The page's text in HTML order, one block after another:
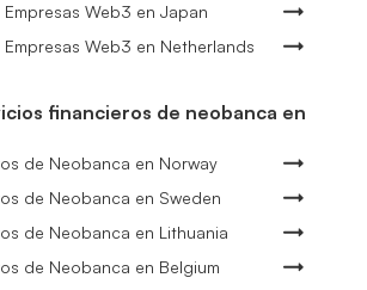
Web3 en Japan
Web3 en Netherlands
financieros de neobanca en
de Neobanca en Norway
de Neobanca en Sweden
de Neobanca en Lithuania
de Neobanca en Belgium